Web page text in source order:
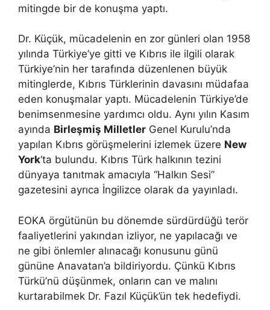
mitingde bir de konuşma yaptı.
Dr. Küçük, mücadelenin en zor günleri olan 1958
yılında Türkiye’ye gitti ve Kıbrıs ile ilgili olarak
Türkiye’nin her tarafında düzenlenen büyük
mitinglerde, Kıbrıs Türklerinin davasını müdafaa
eden konuşmalar yaptı. Mücadelenin Türkiye’de
benimsenmesine yardımcı oldu. Aynı yılın Kasım
ayında Birleşmiş Milletler Genel Kurulu’nda
yapılan Kıbrıs görüşmelerini izlemek üzere New
York‘ta bulundu. Kıbrıs Türk halkının tezini
dünyaya tanıtmak amacıyla “Halkın Sesi”
gazetesini ayrıca İngilizce olarak da yayınladı.
EOKA örgütünün bu dönemde sürdürdüğü terör
faaliyetlerini yakından izliyor, ne yapılacağı ve
ne gibi önlemler alınacağı konusunu günü
gününe Anavatan’a bildiriyordu. Çünkü Kıbrıs
Türkü’nü düşünmek, onların can ve malını
kurtarabilmek Dr. Fazıl Küçük’ün tek hedefiydi.